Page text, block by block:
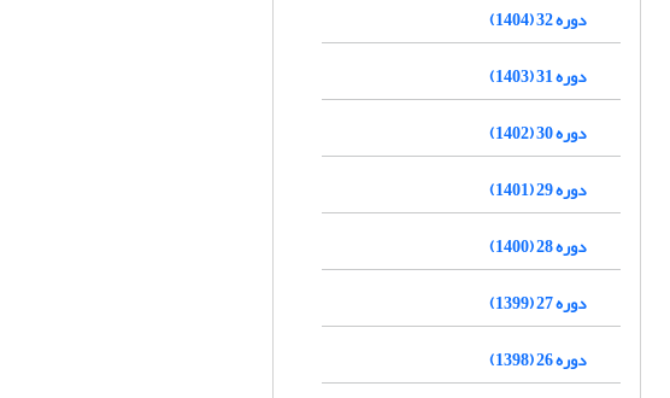
دوره 32 (1404)
دوره 31 (1403)
دوره 30 (1402)
دوره 29 (1401)
دوره 28 (1400)
دوره 27 (1399)
دوره 26 (1398)